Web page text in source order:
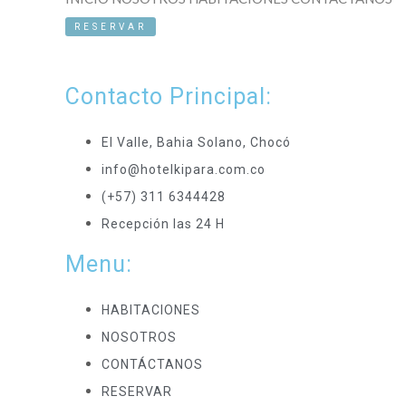
RESERVAR
Contacto Principal:
El Valle, Bahia Solano, Chocó
info@hotelkipara.com.co
(+57) 311 6344428
Recepción las 24 H
Menu:
HABITACIONES
NOSOTROS
CONTÁCTANOS
RESERVAR